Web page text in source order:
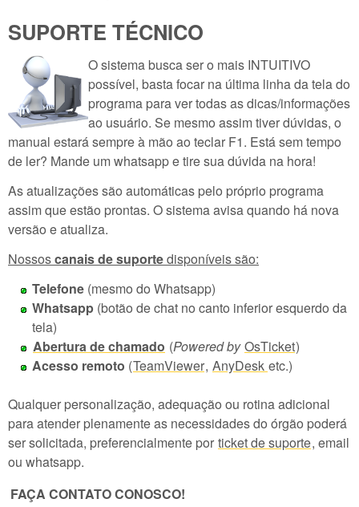
SUPORTE TÉCNICO
O sistema busca ser o mais INTUITIVO
possível, basta focar na última linha da tela do
programa para ver todas as dicas/informações
ao usuário. Se mesmo assim tiver dúvidas, o
manual estará sempre à mão ao teclar F1. Está sem tempo
de ler? Mande um whatsapp e tire sua dúvida na hora!
As atualizações são automáticas pelo próprio programa
assim que estão prontas. O sistema avisa quando há nova
versão e atualiza.
Nossoscanais de suportedisponíveis são:
Telefone (mesmo do Whatsapp)
Whatsapp (botão de chat no canto inferior esquerdo da
tela)
Abertura de chamado (Powered by OsTicket)
Acesso remoto (TeamViewer, AnyDesk etc.)
Qualquer personalização, adequação ou rotina adicional
para atender plenamente as necessidades do órgão poderá
ser solicitada, preferencialmente por ticket de suporte, email
ou whatsapp.
FAÇA CONTATO CONOSCO!